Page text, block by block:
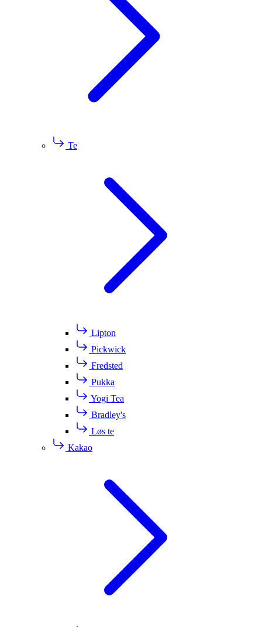
Te
Lipton
Pickwick
Fredsted
Pukka
Yogi Tea
Bradley's
Løs te
Kakao